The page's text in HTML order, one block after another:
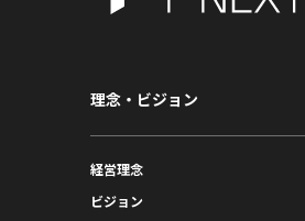
理念・ビジョン
経営理念
ビジョン